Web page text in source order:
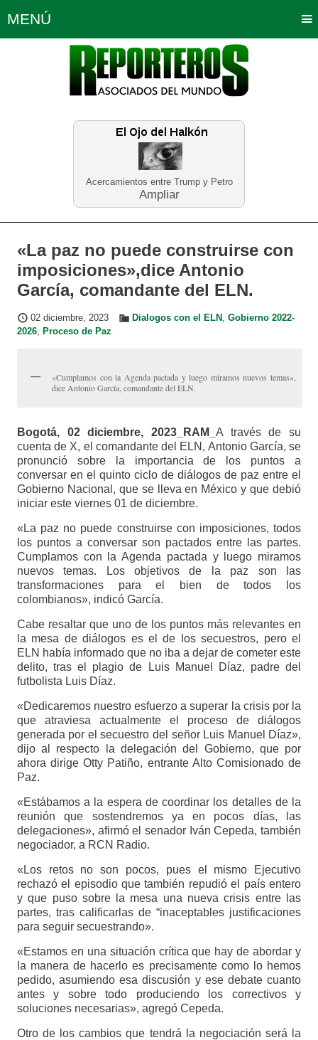
Acercamientos entre Trump y Petro
Ampliar
MENÚ
Política Opinión Bogotá
Planeta Tierra Deportes
Educación Neira
«La paz no puede construirse con
imposiciones»,dice Antonio
García, comandante del ELN.
02 diciembre, 2023 Dialogos con el ELN , Gobierno 2022-
2026, Proceso de Paz
«Cumplamos con la Agenda pactada y luego miramos nuevos temas»,
dice Antonio García, comandante del ELN.
Bogotá, 02 diciembre, 2023_RAM_ A través de su
cuenta de X, el comandante del ELN, Antonio García, se
pronunció sobre la importancia de los puntos a
conversar en el quinto ciclo de diálogos de paz entre el
Gobierno Nacional, que se lleva en México y que debió
iniciar este viernes 01 de diciembre.
«La paz no puede construirse con imposiciones, todos
los puntos a conversar son pactados entre las partes.
Cumplamos con la Agenda pactada y luego miramos
nuevos temas. Los objetivos de la paz son las
transformaciones para el bien de todos los
colombianos», indicó García.
Cabe resaltar que uno de los puntos más relevantes en
la mesa de diálogos es el de los secuestros, pero el
ELN había informado que no iba a dejar de cometer este
delito, tras el plagio de Luis Manuel Díaz, padre del
futbolista Luis Díaz.
«Dedicaremos nuestro esfuerzo a superar la crisis por la
que atraviesa actualmente el proceso de diálogos
generada por el secuestro del señor Luis Manuel Díaz»,
dijo al respecto la delegación del Gobierno, que por
ahora dirige Otty Patiño, entrante Alto Comisionado de
Paz.
«Estábamos a la espera de coordinar los detalles de la
reunión que sostendremos ya en pocos días, las
delegaciones», afirmó el senador Iván Cepeda, también
negociador, a RCN Radio.
«Los retos no son pocos, pues el mismo Ejecutivo
rechazó el episodio que también repudió el país entero
y que puso sobre la mesa una nueva crisis entre las
partes, tras calificarlas de “inaceptables justificaciones
para seguir secuestrando».
«Estamos en una situación crítica que hay de abordar y
la manera de hacerlo es precisamente como lo hemos
pedido, asumiendo esa discusión y ese debate cuanto
antes y sobre todo produciendo los correctivos y
soluciones necesarias», agregó Cepeda.
Otro de los cambios que tendrá la negociación será la